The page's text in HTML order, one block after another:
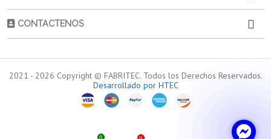
0 0
CONTACTENOS
2021 - 2026 Copyright © FABRITEC. Todos los Derechos Reservados.
Desarrollado por HTEC